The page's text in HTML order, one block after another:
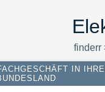
finderr
IN